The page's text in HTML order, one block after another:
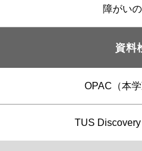
障がい
資料
OPAC（本学
TUS Discovery